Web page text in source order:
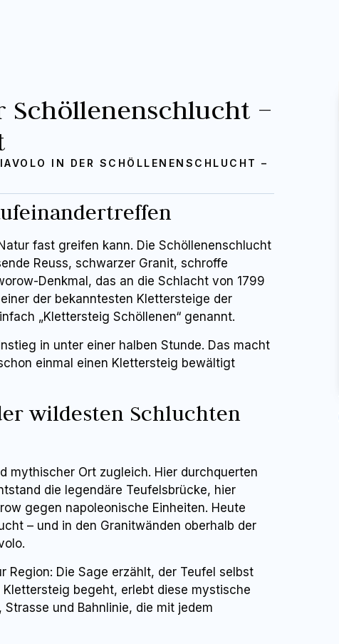
–
IN DER SCHÖLLENENSCHLUCHT –
fast greifen kann. Die Schöllenenschlucht
Reuss, schwarzer Granit, schroffe
Denkmal, das an die Schlacht von 1799
der bekanntesten Klettersteige der
„Klettersteig Schöllenen“ genannt.
in unter einer halben Stunde. Das macht
einmal einen Klettersteig bewältigt
wildesten Schluchten
mythischer Ort zugleich. Hier durchquerten
die legendäre Teufelsbrücke, hier
gegen napoleonische Einheiten. Heute
– und in den Granitwänden oberhalb der
Region: Die Sage erzählt, der Teufel selbst
begeht, erlebt diese mystische
und Bahnlinie, die mit jedem